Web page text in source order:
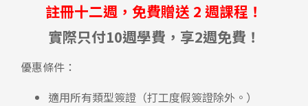
註冊十二週，免費贈送 2 週課程！
實際只付10週學費，享2週免費！
優惠條件：
適用所有類型簽證（打工度假簽證除外。）